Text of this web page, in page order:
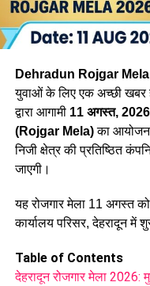
Dehradun Rojgar
युवाओं के लिए एक अच्छी खबर
द्वारा आगामी 11 अगस्त, 2026
(Rojgar Mela)का आयोजन
निजी क्षेत्र की प्रतिष्ठित
जाएगी।
यह रोजगार मेला 11 अगस्त
कार्यालय परिसर, देहरादून में
Table of Contents
देहरादून रोजगार मेला